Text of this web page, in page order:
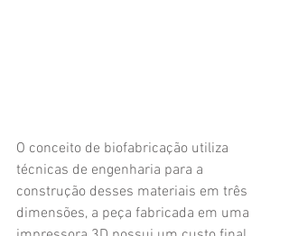
O conceito de biofabricação utiliza
técnicas de engenharia para a
construção desses materiais em três
dimensões, a peça fabricada em uma